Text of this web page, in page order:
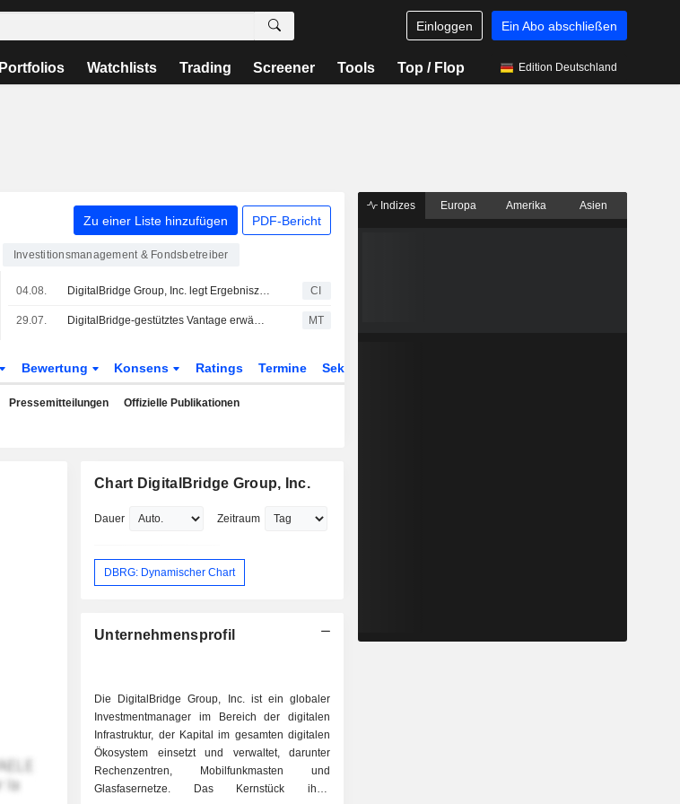
Einloggen Ein Abo abschließen
Portfolios Watchlists Trading Screener Tools Top / Flop Edition Deutschland
Zu einer Liste hinzufügen PDF-Bericht
Investitionsmanagement & Fondsbetreiber
04.08. DigitalBridge Group, Inc. legt Ergebniszahlen für das zweite Quartal und das erste Halbjahr bis zum 30. Juni 2026 vor CI
29.07. DigitalBridge-gestütztes Vantage erwägt Verkauf von Malaysia-Assets im Wert von über 2 Mrd. USD MT
Bewertung Konsens Ratings Termine Sektor
Pressemitteilungen Offizielle Publikationen
Chart DigitalBridge Group, Inc.
Dauer Zeitraum
DBRG: Dynamischer Chart
Unternehmensprofil
Die DigitalBridge Group, Inc. ist ein globaler
Investmentmanager im Bereich der digitalen
Infrastruktur, der Kapital im gesamten digitalen
Ökosystem einsetzt und verwaltet, darunter
Rechenzentren, Mobilfunkmasten und
Glasfasernetze. Das Kernstück ihrer
Indizes Europa Amerika Asien